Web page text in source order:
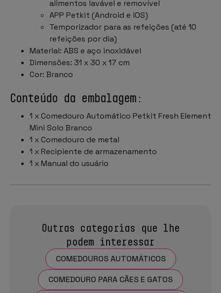
alimentos lavável e removível
APP Petkit (Android e iOS)
Temporizador para as refeições (até 10
refeições por dia)
Material: ABS e aço inoxidável
Dimensões: 31 x 30 x 17 cm
Cor: Branco
Conteúdo da embalagem:
1 x Comedouro Automático Petkit Fresh Element
Mini Solo Branco
1 x Comedouro de metal
1 x Recipiente de armazenamento
1 x Manual do usuário
Outras categorias que lhe
podem interessar
COMEDOUROS AUTOMÁTICOS
COMEDOURO PARA CÃES E GATOS